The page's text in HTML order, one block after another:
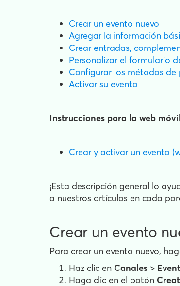
Crear un evento nuevo
Agregar la información
Crear entradas,
Personalizar el formulario
Configurar los métodos de
Activar su evento
Instrucciones para la web
Crear y activar un evento
¡Esta descripción general lo
a nuestros artículos en cada
Crear un evento
Para crear un evento nuevo,
Haz clic en Canales >
Haga clic en el botón